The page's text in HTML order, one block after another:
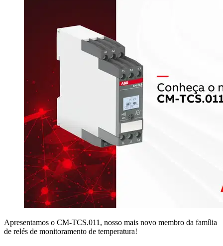
Apresentamos o CM-TCS.011, nosso mais novo membro da família
de relés de monitoramento de temperatura!